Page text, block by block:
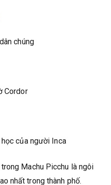
chúng
Cordor
của người Inca
Machu Picchu là ngôi
nhất trong thành phố.